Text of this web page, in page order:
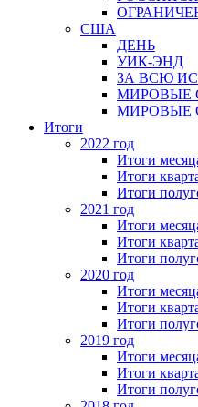
США
ДЕНЬ
УИК-ЭНД
ЗА ВСЮ
МИРОВЫЕ
МИРОВЫЕ
Итоги
2022 год
Итоги
Итоги
Итоги
2021 год
Итоги
Итоги
Итоги
2020 год
Итоги
Итоги
Итоги
2019 год
Итоги
Итоги
Итоги